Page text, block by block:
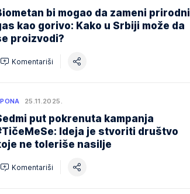
bi mogao da zameni prirodni
kao gorivo: Kako u Srbiji može da
proizvodi?
Komentariši
25.11.2025.
put pokrenuta kampanja
Ideja je stvoriti društvo
ne toleriše nasilje
Komentariši